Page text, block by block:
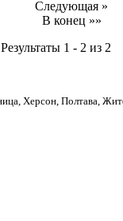
Следующая »
В конец »»
Результаты 1 - 2 из 2
Херсон, Полтава,